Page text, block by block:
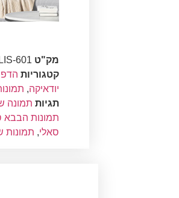
מק"ט LIS-601
קטגוריות
יודאיקה,
תגיות תמונה
תמונות הבבא
סאלי, תמונות